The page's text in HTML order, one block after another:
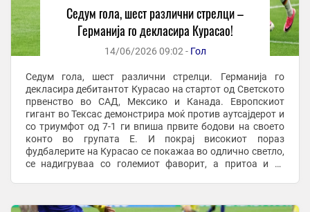
Седум гола, шест различни стрелци –
Германија го декласира Курасао!
14/06/2026 09:02 - Гол
Седум гола, шест различни стрелци. Германија го
декласира дебитантот Курасао на стартот од Светското
првенство во САД, Мексико и Канада. Европскиот
гигант во Тексас демонстрира моќ против аутсајдерот и
со триумфот од 7-1 ги впиша првите бодови на своето
конто во групата Е. И покрај високиот пораз
фудбалерите на Курасао се покажаа во одлично светло,
се надигруваа со големиот фаворит, а притоа и го